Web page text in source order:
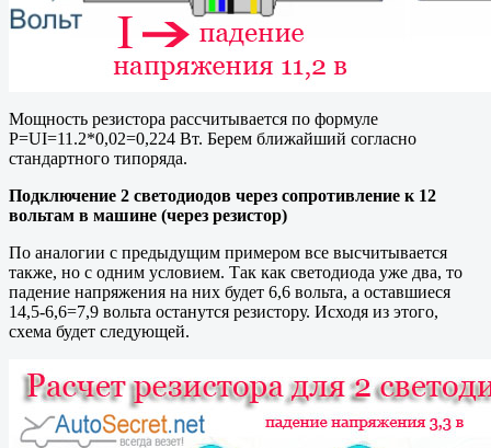
Мощность резистора рассчитывается по формуле
P=UI=11.2*0,02=0,224 Вт. Берем ближайший согласно
стандартного типоряда.
Подключение 2 светодиодов через сопротивление к 12
вольтам в машине (через резистор)
По аналогии с предыдущим примером все высчитывается
также, но с одним условием. Так как светодиода уже два, то
падение напряжения на них будет 6,6 вольта, а оставшиеся
14,5-6,6=7,9 вольта останутся резистору. Исходя из этого,
схема будет следующей.